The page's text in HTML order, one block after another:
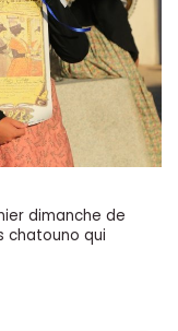
dimanche de
chatouno qui